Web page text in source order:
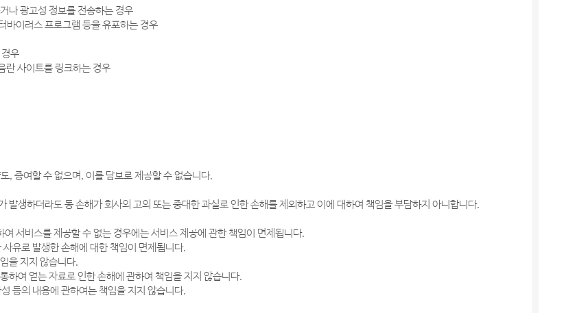
나 광고성 정보를 전송하는 경우
바이러스 프로그램 등을 유포하는 경우
우
란 사이트를 링크하는 경우
, 증여할 수 없으며, 이를 담보로 제공할 수 없습니다.
발생하더라도 동 손해가 회사의 고의 또는 중대한 과실로 인한 손해를 제외하고 이에 대하여 책임을 부담하지 아니합니다.
서비스를 제공할 수 없는 경우에는 서비스 제공에 관한 책임이 면제됩니다.
유로 발생한 손해에 대한 책임이 면제됩니다.
을 지지 않습니다.
여 얻는 자료로 인한 손해에 관하여 책임을 지지 않습니다.
등의 내용에 관하여는 책임을 지지 않습니다.